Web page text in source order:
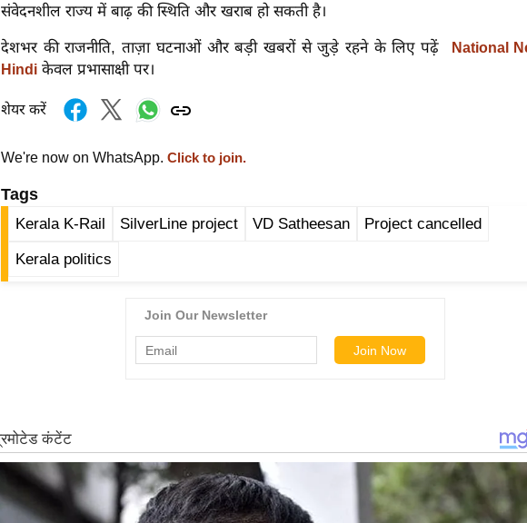
संवेदनशील राज्य में बाढ़ की स्थिति और खराब हो सकती है।
देशभर की राजनीति, ताज़ा घटनाओं और बड़ी खबरों से जुड़े रहने के लिए पढ़ें
National
Hindi केवल प्रभासाक्षी पर।
शेयर करें
We're now on WhatsApp. Click to join.
Tags
Kerala K-Rail SilverLine project VD Satheesan Project cancelled
Kerala politics